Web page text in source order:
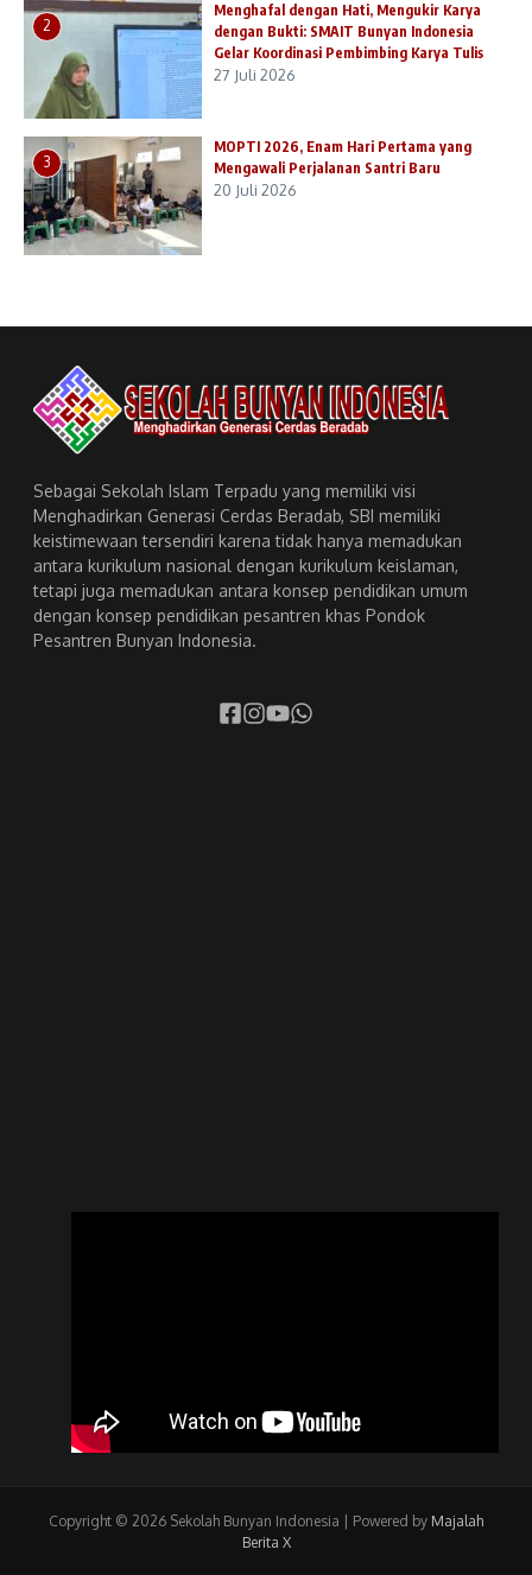
2
Menghafal dengan Hati, Mengukir Karya
dengan Bukti: SMAIT Bunyan Indonesia
Gelar Koordinasi Pembimbing Karya Tulis
27 Juli 2026
3
MOPTI 2026, Enam Hari Pertama yang
Mengawali Perjalanan Santri Baru
20 Juli 2026
Sebagai Sekolah Islam Terpadu yang memiliki visi
Menghadirkan Generasi Cerdas Beradab, SBI memiliki
keistimewaan tersendiri karena tidak hanya memadukan
antara kurikulum nasional dengan kurikulum keislaman,
tetapi juga memadukan antara konsep pendidikan umum
dengan konsep pendidikan pesantren khas Pondok
Pesantren Bunyan Indonesia.
Copyright © 2026 Sekolah Bunyan Indonesia | Powered by Majalah
Berita X